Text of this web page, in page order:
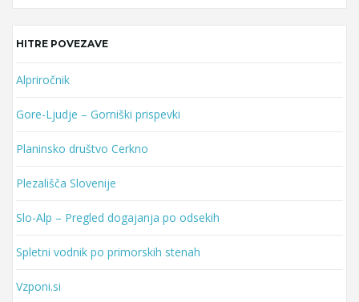
HITRE POVEZAVE
Alpriročnik
Gore-Ljudje – Gorniški prispevki
Planinsko društvo Cerkno
Plezališča Slovenije
Slo-Alp – Pregled dogajanja po odsekih
Spletni vodnik po primorskih stenah
Vzponi.si